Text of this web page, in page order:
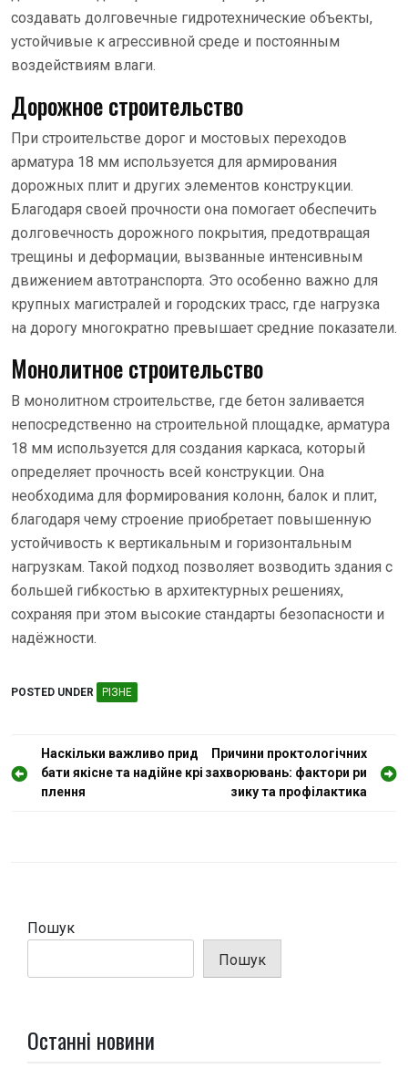
создавать долговечные гидротехнические объекты,
устойчивые к агрессивной среде и постоянным
воздействиям влаги.
Дорожное строительство
При строительстве дорог и мостовых переходов
арматура 18 мм используется для армирования
дорожных плит и других элементов конструкции.
Благодаря своей прочности она помогает обеспечить
долговечность дорожного покрытия, предотвращая
трещины и деформации, вызванные интенсивным
движением автотранспорта. Это особенно важно для
крупных магистралей и городских трасс, где нагрузка
на дорогу многократно превышает средние показатели.
Монолитное строительство
В монолитном строительстве, где бетон заливается
непосредственно на строительной площадке, арматура
18 мм используется для создания каркаса, который
определяет прочность всей конструкции. Она
необходима для формирования колонн, балок и плит,
благодаря чему строение приобретает повышенную
устойчивость к вертикальным и горизонтальным
нагрузкам. Такой подход позволяет возводить здания с
большей гибкостью в архитектурных решениях,
сохраняя при этом высокие стандарты безопасности и
надёжности.
POSTED UNDER РІЗНЕ
Н
а
Наскільки важливо прид
бати якісне та надійне крі
плення
Причини проктологічних
захворювань: фактори ри
зику та профілактика
Пошук
Пошук
Останні новини